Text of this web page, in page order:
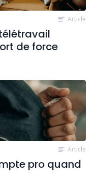
Article
de force
Article
pro quand